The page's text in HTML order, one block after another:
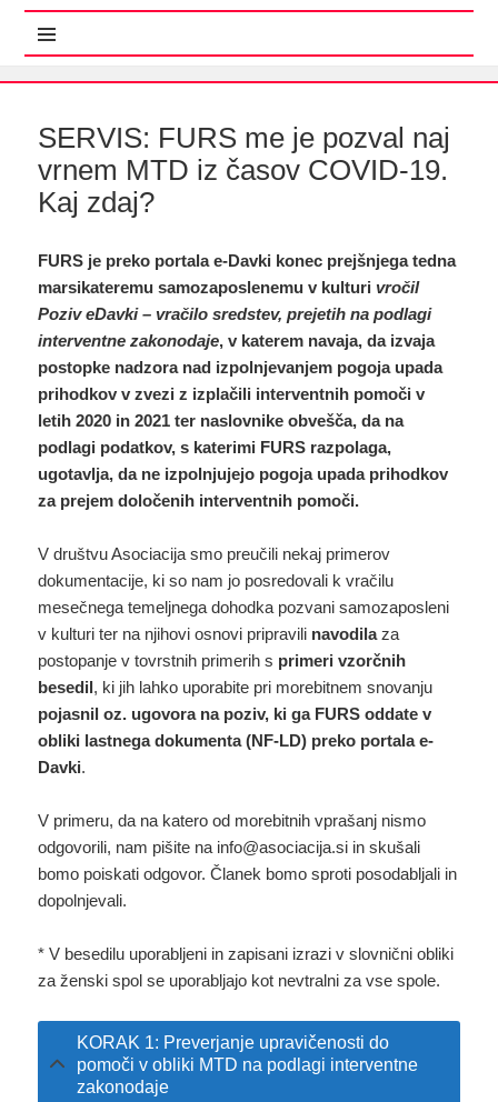
SERVIS: FURS me je pozval naj
vrnem MTD iz časov COVID-19.
Kaj zdaj?
FURS je preko portala e-Davki konec prejšnjega tedna
marsikateremu samozaposlenemu v kulturi vročil
Poziv eDavki – vračilo sredstev, prejetih na podlagi
interventne zakonodaje, v katerem navaja, daizvaja
postopke nadzora nad izpolnjevanjem pogoja upada
prihodkov v zvezi z izplačili interventnih pomoči v
letih 2020 in 2021 ter naslovnike obvešča, da na
podlagi podatkov, s katerimi FURS razpolaga,
ugotavlja, da ne izpolnjujejo pogoja upada prihodkov
za prejem določenih interventnih pomoči.
V društvu Asociacija smo preučili nekaj primerov
dokumentacije, ki so nam jo posredovali k vračilu
mesečnega temeljnega dohodka pozvani samozaposleni
v kulturi ter na njihovi osnovi pripravili navodilaza
postopanje v tovrstnih primerih s primeri vzorčnih
besedil, ki jih lahko uporabite pri morebitnem snovanju
pojasnil oz. ugovora na poziv, ki ga FURS oddate v
obliki lastnega dokumenta (NF-LD) preko portala e-
Davki.
V primeru, da na katero od morebitnih vprašanj nismo
odgovorili, nam pišite na info@asociacija.si in skušali
bomo poiskati odgovor. Članek bomo sproti posodabljali in
dopolnjevali.
* V besedilu uporabljeni in zapisani izrazi v slovnični obliki
za ženski spol se uporabljajo kot nevtralni za vse spole.
KORAK 1: Preverjanje upravičenosti do
pomoči v obliki MTD na podlagi interventne
zakonodaje